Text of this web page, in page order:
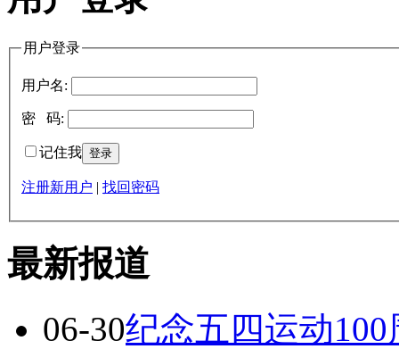
用户登录
用户名:
密 码:
记住我
注册新用户 找回密码
最新报道
06-30纪念五四运动